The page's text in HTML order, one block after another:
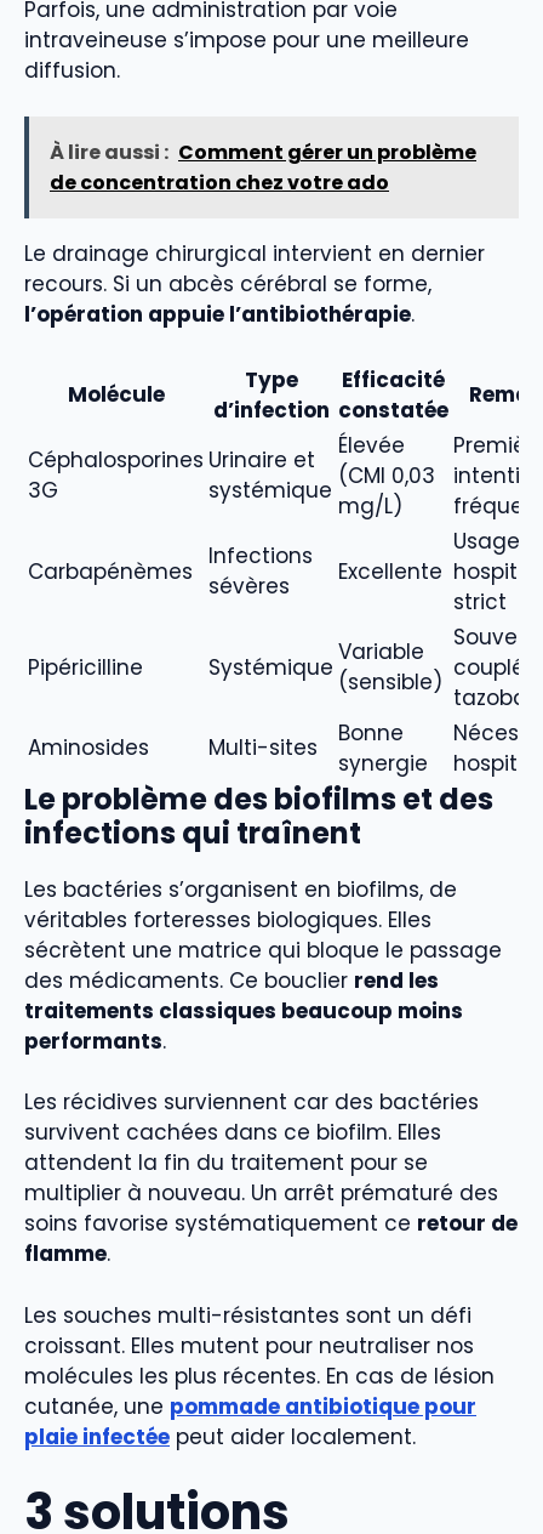
Parfois, une administration par voie
intraveineuse s’impose pour une meilleure
diffusion.
À lire aussi : Comment gérer un problème
de concentration chez votre ado
Le drainage chirurgical intervient en dernier
recours. Si un abcès cérébral se forme,
l’opération appuie l’antibiothérapie.
Molécule
Type
d’infection
Efficacité
constatée
Céphalosporines
3G
Urinaire et
systémique
Élevée
(CMI 0,03
mg/L)
Carbapénèmes
Infections
sévères
Excellente
Usage
strict
Pipéricilline Systémique
Variable
(sensible)
Souvent
Aminosides
Multi-sites
Bonne
synergie
Le problème des biofilms et des
infections qui traînent
Les bactéries s’organisent en biofilms, de
véritables forteresses biologiques. Elles
sécrètent une matrice qui bloque le passage
des médicaments. Ce bouclier rend les
traitements classiques beaucoup moins
performants.
Les récidives surviennent car des bactéries
survivent cachées dans ce biofilm. Elles
attendent la fin du traitement pour se
multiplier à nouveau. Un arrêt prématuré des
soins favorise systématiquement ce retour de
flamme.
Les souches multi-résistantes sont un défi
croissant. Elles mutent pour neutraliser nos
molécules les plus récentes. En cas de lésion
cutanée, une pommade antibiotique pour
plaie infectée peut aider localement.
3 solutions